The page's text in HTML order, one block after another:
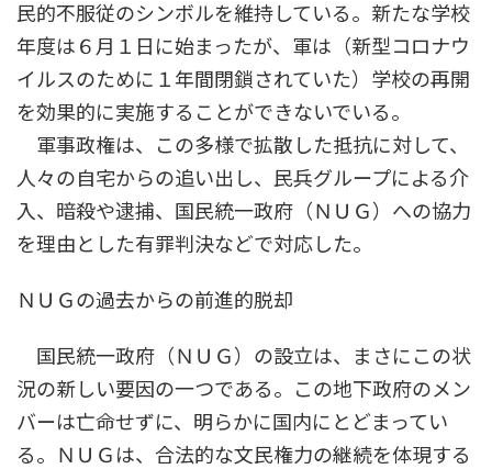
民的不服従のシンボルを維持している。新たな学校
年度は６月１日に始まったが、軍は（新型コロナウ
イルスのために１年間閉鎖されていた）学校の再開
を効果的に実施することができないでいる。
軍事政権は、この多様で拡散した抵抗に対して、
人々の自宅からの追い出し、民兵グループによる介
入、暗殺や逮捕、国民統一政府（ＮＵＧ）への協力
を理由とした有罪判決などで対応した。
ＮＵＧの過去からの前進的脱却
国民統一政府（ＮＵＧ）の設立は、まさにこの状
況の新しい要因の一つである。この地下政府のメン
バーは亡命せずに、明らかに国内にとどまってい
る。ＮＵＧは、合法的な文民権力の継続を体現する